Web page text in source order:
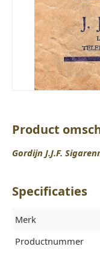
Product
Gordijn J.J.F.
Specificaties
Merk
Productnummer